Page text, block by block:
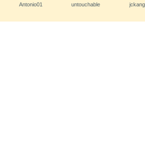
Antonio01 untouchable